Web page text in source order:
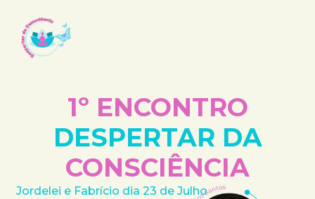
1º ENCONTRO
DESPERTAR DA
CONSCIÊNCIA
Jordelei e Fabrício dia 23 de Julho